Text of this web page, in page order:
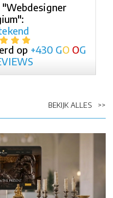
"Webdesigner
op +430 GO OG
BEKIJK ALLES >>